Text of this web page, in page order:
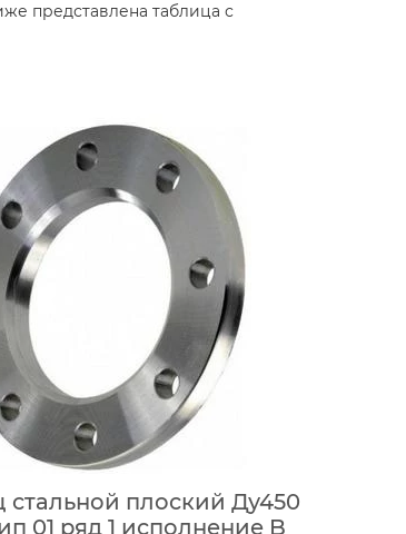
представлена таблица с
стальной плоский Ду450
01 ряд 1 исполнение B